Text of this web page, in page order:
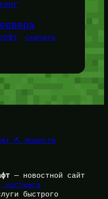
скачать
⛏️ Новости
— новостной сайт
хостинга
быстрого